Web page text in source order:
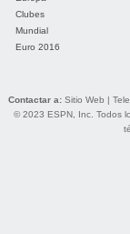
Clubes
Mundial
Euro 2016
Contactar a: Sitio Web |
© 2023 ESPN, Inc. Todos